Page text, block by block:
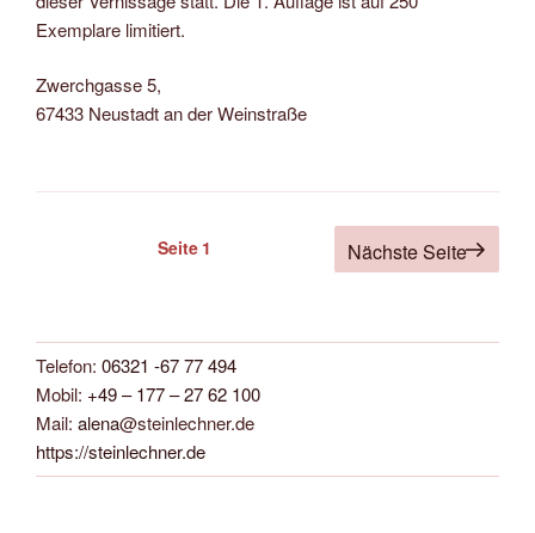
Exemplare limitiert.
Zwerchgasse 5,
67433 Neustadt an der Weinstraße
Seitennummerierung
Seite 1 Nächste Seite
Telefon: 06321 -67 77 494
Mobil: +49 – 177 – 27 62 100
Mail: alena@steinlechner.de
https://steinlechner.de